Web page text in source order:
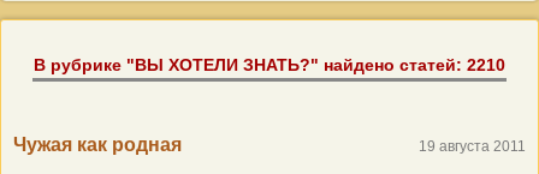
В рубрике "ВЫ ХОТЕЛИ ЗНАТЬ?" найдено статей: 2210
Чужая как родная 19 августа 2011